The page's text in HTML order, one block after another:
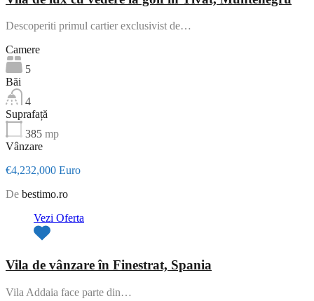
Descoperiti primul cartier exclusivist de…
Camere
5
Băi
4
Suprafață
385 mp
Vânzare
€4,232,000 Euro
De bestimo.ro
Vezi Oferta
Vila de vânzare în Finestrat, Spania
Vila Addaia face parte din…